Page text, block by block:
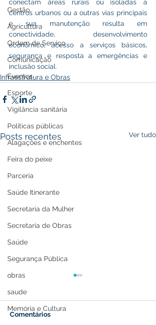
Gestão
Agricultura
Ordem de Serviço
Comunicação
Eventos
Esporte
Vigilância sanitária
Políticas públicas
Alagações e enchentes
Feira do peixe
Parceria
Saúde Itinerante
Secretaria da Mulher
Secretaria de Obras
Saúde
Segurança Pública
obras
saude
Memória e Cultura
conectam áreas rurais ou isoladas a
centros urbanos ou a outras vias principais
e sua manutenção resulta em
conectividade, desenvolvimento
econômico, acesso a serviços básicos,
segurança e resposta a emergências e
inclusão social.
Infraestrutura e Obras
Posts recentes Ver tudo
Comentários